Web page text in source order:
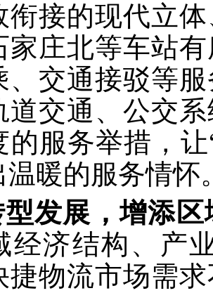
衔接的现代立
家庄北等车站
、交通接驳等
道交通、公交
的服务举措，
温暖的服务情怀
型发展，增添
经济结构、产
捷物流市场需